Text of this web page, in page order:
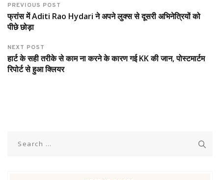
PREVIOUS POST
फ्रांस में Aditi Rao Hydari ने अपने लुक्स से दूसरी अभिनेत्रियों को
पीछे छोड़ा
NEXT POST
हार्ट के सही तरीके से काम ना करने के कारण गई KK की जान, पोस्टमार्टम
रिपोर्ट से हुआ क्लियर